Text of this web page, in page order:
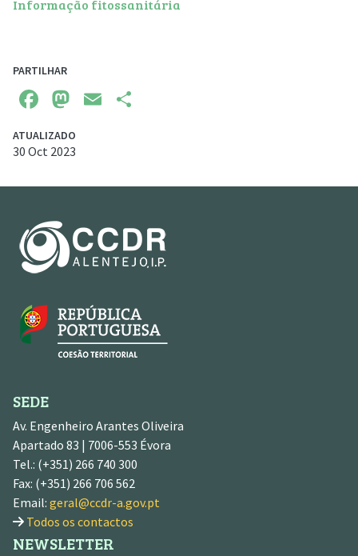
Informação fitossanitária
PARTILHAR
Facebook
Mastodon
Email
ATUALIZADO
30 Oct 2023
SEDE
Av. Engenheiro Arantes Oliveira
Apartado 83 | 7006-553 Évora
Tel.: (+351) 266 740 300
Fax: (+351) 266 706 562
Email: geral@ccdr-a.gov.pt
Todos os contactos
NEWSLETTER